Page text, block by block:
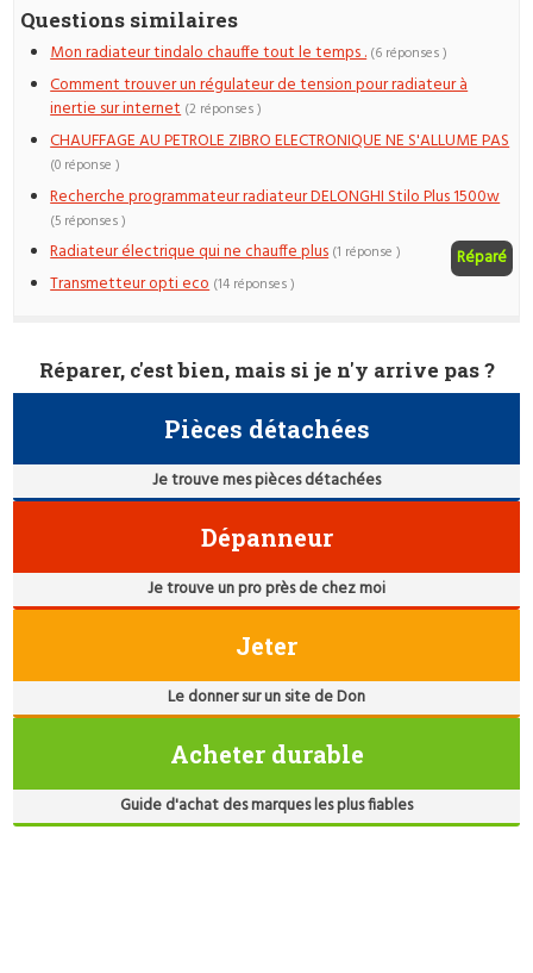
Questions similaires
Mon radiateur tindalo chauffe tout le temps . (6 réponses )
Comment trouver un régulateur de tension pour radiateur à
inertie sur internet (2 réponses )
CHAUFFAGE AU PETROLE ZIBRO ELECTRONIQUE NE S'ALLUME PAS
(0 réponse )
Recherche programmateur radiateur DELONGHI Stilo Plus 1500w
(5 réponses )
Radiateur électrique qui ne chauffe plus Réparé
(1 réponse )
Transmetteur opti eco (14 réponses )
Réparer, c'est bien, mais si je n'y arrive pas ?
Pièces détachées
Je trouve mes pièces détachées
Dépanneur
Je trouve un pro près de chez moi
Jeter
Le donner sur un site de Don
Acheter durable
Guide d'achat des marques les plus fiables